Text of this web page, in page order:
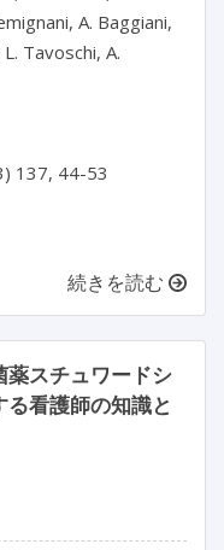
A. Baggiani,
Tavoschi, A.
137, 44-53
続きを読む
薬スチュワードシ
看護師の知識と